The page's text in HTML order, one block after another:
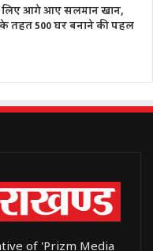
लिए आगे आए सलमान खान,
के तहत 500 घर बनाने की पहल
of 'Prizm Media